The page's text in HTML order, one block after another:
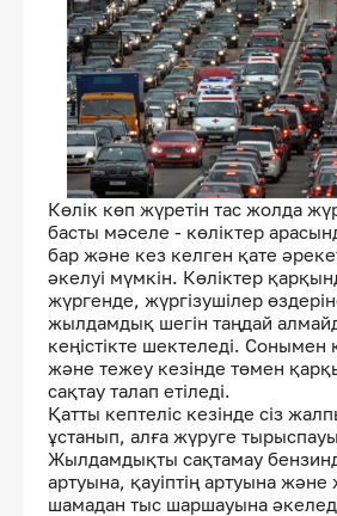
Көлік көп жүретін тас жолда
басты мәселе - көліктер
бар және кез келген қате
әкелуі мүмкін. Көліктер
жүргенде, жүргізушілер
жылдамдық шегін таңдай
кеңістікте шектеледі. Сонымен
және тежеу ​​кезінде төмен
сақтау талап етіледі.
Қатты кептеліс кезінде сіз
ұстанып, алға жүруге
Жылдамдықты сақтамау
артуына, қауіптің артуына және
шамадан тыс шаршауына